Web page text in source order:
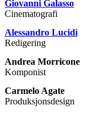
Giovanni Galasso
Cinematografi
Alessandro Lucidi
Redigering
Andrea Morricone
Komponist
Carmelo Agate
Produksjonsdesign